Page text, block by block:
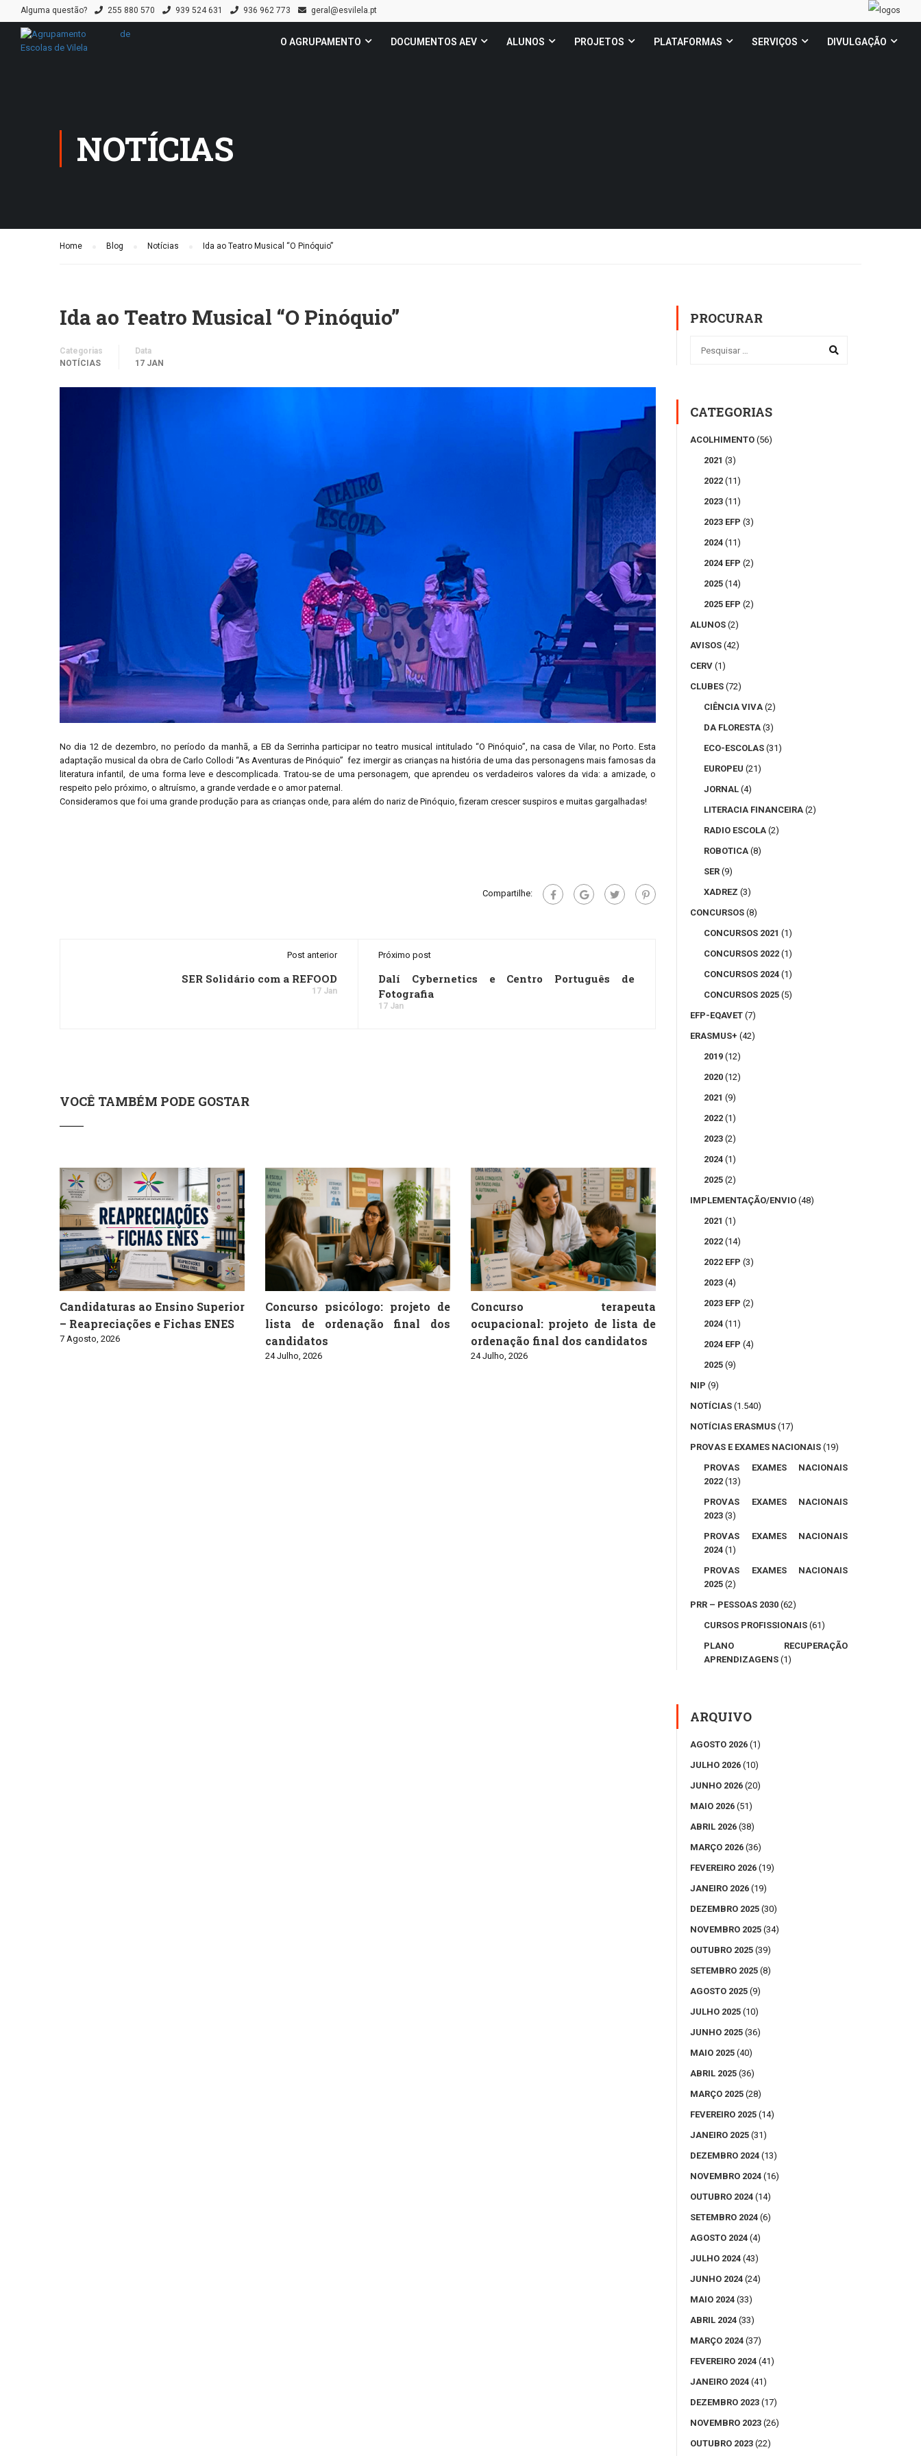
Alguma questão? 255 880 570 939 524 631 936 962 773 geral@esvilela.pt
O AGRUPAMENTO DOCUMENTOS AEV ALUNOS PROJETOS PLATAFORMAS SERVIÇOS DIVULGAÇÃO
NOTÍCIAS
Home Blog Notícias Ida ao Teatro Musical “O Pinóquio”
Ida ao Teatro Musical “O Pinóquio”
Categorias
NOTÍCIAS
Data
17 JAN
No dia 12 de dezembro, no período da manhã, a EB da Serrinha participar no teatro musical intitulado “O Pinóquio”, na casa de Vilar, no Porto. Esta
adaptação musical da obra de Carlo Collodi “As Aventuras de Pinóquio” fez imergir as crianças na história de uma das personagens mais famosas da
literatura infantil, de uma forma leve e descomplicada. Tratou-se de uma personagem, que aprendeu os verdadeiros valores da vida: a amizade, o
respeito pelo próximo, o altruísmo, a grande verdade e o amor paternal.
Consideramos que foi uma grande produção para as crianças onde, para além do nariz de Pinóquio, fizeram crescer suspiros e muitas gargalhadas!
Compartilhe:
Post anterior
SER Solidário com a REFOOD
17 Jan
Próximo post
Dalí Cybernetics e Centro Português de
Fotografia
17 Jan
VOCÊ TAMBÉM PODE GOSTAR
Candidaturas ao Ensino Superior
– Reapreciações e Fichas ENES
7 Agosto, 2026
Concurso psicólogo: projeto de
lista de ordenação final dos
candidatos
24 Julho, 2026
Concurso terapeuta
ocupacional: projeto de lista de
ordenação final dos candidatos
24 Julho, 2026
PROCURAR
CATEGORIAS
ACOLHIMENTO (56)
2021 (3)
2022 (11)
2023 (11)
2023 EFP (3)
2024 (11)
2024 EFP (2)
2025 (14)
2025 EFP (2)
ALUNOS (2)
AVISOS (42)
CERV (1)
CLUBES (72)
CIÊNCIA VIVA (2)
DA FLORESTA (3)
ECO-ESCOLAS (31)
EUROPEU (21)
JORNAL (4)
LITERACIA FINANCEIRA (2)
RADIO ESCOLA (2)
ROBOTICA (8)
SER (9)
XADREZ (3)
CONCURSOS (8)
CONCURSOS 2021 (1)
CONCURSOS 2022 (1)
CONCURSOS 2024 (1)
CONCURSOS 2025 (5)
EFP-EQAVET (7)
ERASMUS+ (42)
2019 (12)
2020 (12)
2021 (9)
2022 (1)
2023 (2)
2024 (1)
2025 (2)
IMPLEMENTAÇÃO/ENVIO (48)
2021 (1)
2022 (14)
2022 EFP (3)
2023 (4)
2023 EFP (2)
2024 (11)
2024 EFP (4)
2025 (9)
NIP (9)
NOTÍCIAS (1.540)
NOTÍCIAS ERASMUS (17)
PROVAS E EXAMES NACIONAIS (19)
PROVAS EXAMES NACIONAIS
2022 (13)
PROVAS EXAMES NACIONAIS
2023 (3)
PROVAS EXAMES NACIONAIS
2024 (1)
PROVAS EXAMES NACIONAIS
2025 (2)
PRR – PESSOAS 2030 (62)
CURSOS PROFISSIONAIS (61)
PLANO RECUPERAÇÃO
APRENDIZAGENS (1)
ARQUIVO
AGOSTO 2026 (1)
JULHO 2026 (10)
JUNHO 2026 (20)
MAIO 2026 (51)
ABRIL 2026 (38)
MARÇO 2026 (36)
FEVEREIRO 2026 (19)
JANEIRO 2026 (19)
DEZEMBRO 2025 (30)
NOVEMBRO 2025 (34)
OUTUBRO 2025 (39)
SETEMBRO 2025 (8)
AGOSTO 2025 (9)
JULHO 2025 (10)
JUNHO 2025 (36)
MAIO 2025 (40)
ABRIL 2025 (36)
MARÇO 2025 (28)
FEVEREIRO 2025 (14)
JANEIRO 2025 (31)
DEZEMBRO 2024 (13)
NOVEMBRO 2024 (16)
OUTUBRO 2024 (14)
SETEMBRO 2024 (6)
AGOSTO 2024 (4)
JULHO 2024 (43)
JUNHO 2024 (24)
MAIO 2024 (33)
ABRIL 2024 (33)
MARÇO 2024 (37)
FEVEREIRO 2024 (41)
JANEIRO 2024 (41)
DEZEMBRO 2023 (17)
NOVEMBRO 2023 (26)
OUTUBRO 2023 (22)